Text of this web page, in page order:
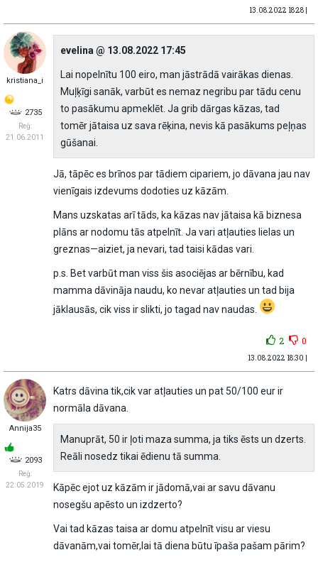
13.08.2022 18:28 |
kristiana_i
2735
Reģ:
21.06.2011
eveIina @ 13.08.2022 17:45
Lai nopelnītu 100 eiro, man jāstrādā vairākas dienas.
Muļķīgi sanāk, varbūt es nemaz negribu par tādu cenu
to pasākumu apmeklēt. Ja grib dārgas kāzas, tad
tomēr jātaisa uz sava rēķina, nevis kā pasākums peļņas
gūšanai.
Jā, tāpēc es brīnos par tādiem cipariem, jo dāvana jau nav
vienīgais izdevums dodoties uz kāzām.
Mans uzskatas arī tāds, ka kāzas nav jātaisa kā biznesa
plāns ar nodomu tās atpelnīt. Ja vari atļauties lielas un
greznas—aiziet, ja nevari, tad taisi kādas vari.
p.s. Bet varbūt man viss šis asociējas ar bērnību, kad
mamma dāvināja naudu, ko nevar atļauties un tad bija
jāklausās, cik viss ir slikti, jo tagad nav naudas.
2 0
13.08.2022 18:30 |
Annija35
2093
Reģ:
22.05.2019
Katrs dāvina tik,cik var atļauties un pat 50/100 eur ir
normāla dāvana.
Manuprāt, 50 ir ļoti maza summa, ja tiks ēsts un dzerts.
Reāli nosedz tikai ēdienu tā summa.
Kāpēc ejot uz kāzām ir jādomā,vai ar savu dāvanu
nosegšu apēsto un izdzerto?
Vai tad kāzas taisa ar domu atpelnīt visu ar viesu
dāvanām,vai tomēr,lai tā diena būtu īpaša pašam pārim?